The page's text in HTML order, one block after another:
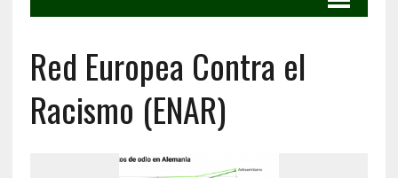
Red Europea Contra el
Racismo (ENAR)